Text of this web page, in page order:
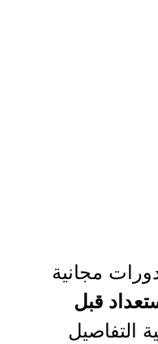
مجانية
قبل
التفاصيل